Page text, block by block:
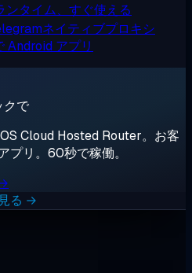
ンタイム、すぐ使える
ネイティブプロキシ
Android アプリ
クで
Cloud Hosted Router。お客
プリ。60秒で稼働。
る →